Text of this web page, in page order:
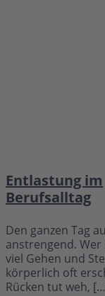
Entlastung im
Berufsalltag
Den ganzen Tag
anstrengend.
viel Gehen und
körperlich oft
Rücken tut weh,